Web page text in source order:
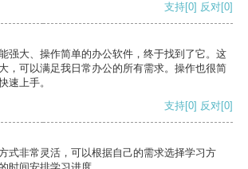
支持[0] 反对[0]
强大、操作简单的办公软件，终于找到了它。这
，可以满足我日常办公的所有需求。操作也很简
速上手。
支持[0] 反对[0]
式非常灵活，可以根据自己的需求选择学习方